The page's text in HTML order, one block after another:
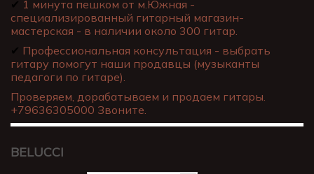
✔ 1 минута пешком от м.Южная -
специализированный гитарный магазин-
мастерская - в наличии около 300 гитар.
✔ Профессиональная консультация - выбрать
гитару помогут наши продавцы (музыканты
педагоги по гитаре).
Проверяем, дорабатываем и продаем гитары.
+79636305000 Звоните.
BELUCCI